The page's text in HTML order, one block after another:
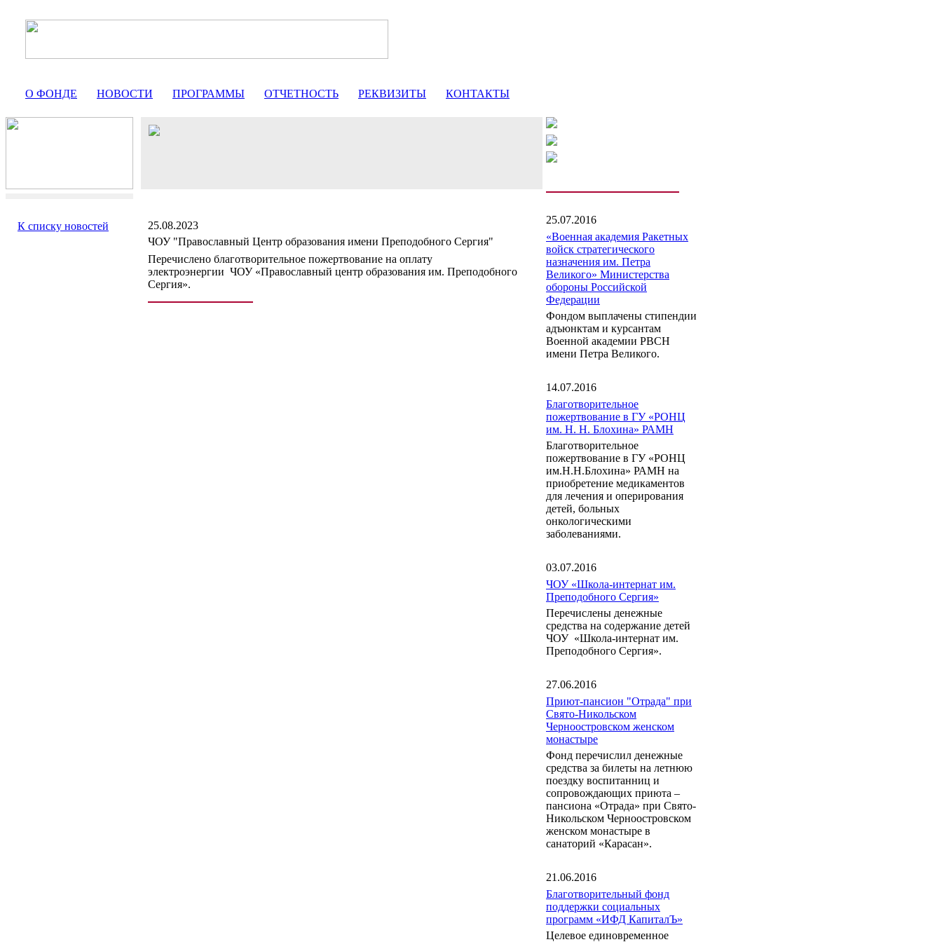
О ФОНДЕ НОВОСТИ ПРОГРАММЫ ОТЧЕТНОСТЬ РЕКВИЗИТЫ КОНТАКТЫ
К списку новостей
25.08.2023
ЧОУ "Православный Центр образования имени Преподобного Сергия"
Перечислено благотворительное пожертвование на оплату
электроэнергии ЧОУ «Православный центр образования им. Преподобного
Сергия».
25.07.2016
«Военная академия Ракетных
войск стратегического
назначения им. Петра
Великого» Министерства
обороны Российской
Федерации
Фондом выплачены стипендии
адъюнктам и курсантам
Военной академии РВСН
имени Петра Великого.
14.07.2016
Благотворительное
пожертвование в ГУ «РОНЦ
им. Н. Н. Блохина» РАМН
Благотворительное
пожертвование в ГУ «РОНЦ
им.Н.Н.Блохина» РАМН на
приобретение медикаментов
для лечения и оперирования
детей, больных
онкологическими
заболеваниями.
03.07.2016
ЧОУ «Школа-интернат им.
Преподобного Сергия»
Перечислены денежные
средства на содержание детей
ЧОУ «Школа-интернат им.
Преподобного Сергия».
27.06.2016
Приют-пансион "Отрада" при
Свято-Никольском
Черноостровском женском
монастыре
Фонд перечислил денежные
средства за билеты на летнюю
поездку воспитанниц и
сопровождающих приюта –
пансиона «Отрада» при Свято-
Никольском Черноостровском
женском монастыре в
санаторий «Карасан».
21.06.2016
Благотворительный фонд
поддержки социальных
программ «ИФД КапиталЪ»
Целевое единовременное